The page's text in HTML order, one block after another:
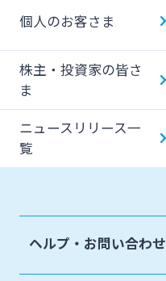
個人のお客さま
株主・投資家の皆さ
ま
ニュースリリース一
覧
ヘルプ・お問い合わせ